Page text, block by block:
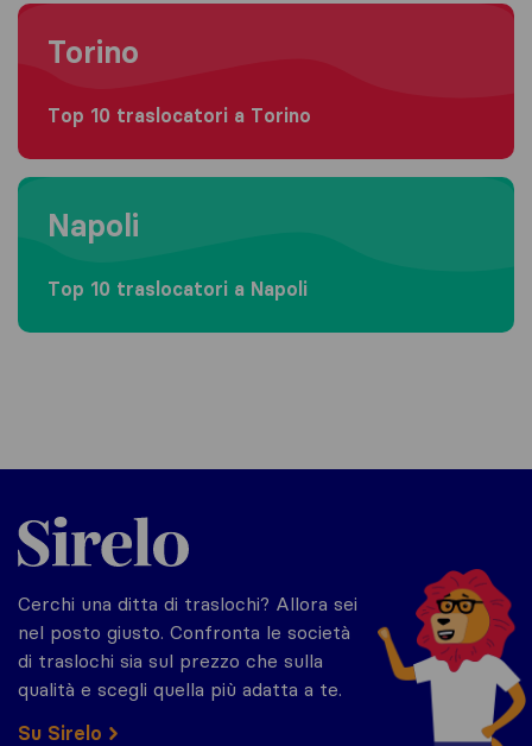
Moving to Torino
Torino
Top 10 traslocatori a Torino
Moving to Napoli
Napoli
Top 10 traslocatori a Napoli
Sirelo.it
Cerchi una ditta di traslochi? Allora sei
nel posto giusto. Confronta le società
di traslochi sia sul prezzo che sulla
qualità e scegli quella più adatta a te.
Su Sirelo